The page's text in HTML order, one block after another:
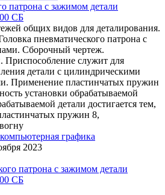
патрона с зажимом детали
СБ
общих видов для деталирования.
пневматического патрона с
Сборочный чертеж.
Приспособление служит для
детали с цилиндрическими
Применение пластинчатых пружин
установки обрабатываемой
детали достигается тем,
пружин 8,
графика
2023